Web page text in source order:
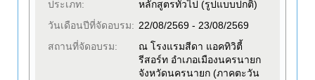
ประเภท:
หลักสูตรทั่วไป (รูปแบบปกติ)
วันเดือนปีที่จัดอบรม: 22/08/2569 - 23/08/2569
สถานที่จัดอบรม:
ณ โรงแรมสีดา แอคทิวิตี้
รีสอร์ท อำเภอเมืองนครนายก
จังหวัดนครนายก (ภาคตะวัน